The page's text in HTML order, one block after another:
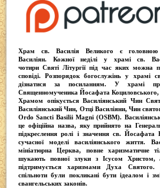
Храм св. Василія Великого є головною
Василіян. Кожної неділі у храмі св.
чотириСвяті Літургії під час яких можна
сповіді.Розпорядок богослужінь у храмі
дізнатися за посиланням. У храмі
Священномученика Йосафата Коциловського,
Храмом опікуєтьсяВасиліянський Чин
Василіянський Чин, Отці Василіяни, Чин
Ordо Sancti Basilii Magni (OSBM).
це офіційна назва, яку прийнято на
підкреслення ролі і значення св. Йосафата
сучасної моделі василіянського життя.
мініатюрна Церква, повне харизматичне
шукають повної злуки з Iсусом Христом,
підтримується харизмами Духа Святого.
спільноти були покликані бути ідеалом і
євангельських законів.